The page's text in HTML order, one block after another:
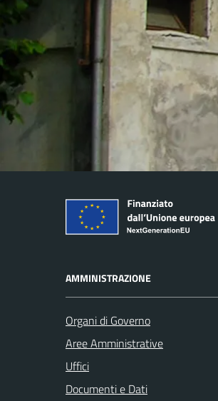
AMMINISTRAZIONE
Organi di Governo
Aree Amministrative
Uffici
Documenti e Dati